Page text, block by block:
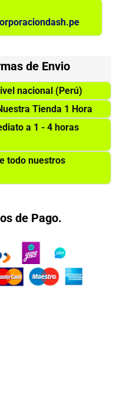
de Envio
nacional (Perú)
Tienda 1 Hora
a 1 - 4 horas
todo nuestros
de Pago.